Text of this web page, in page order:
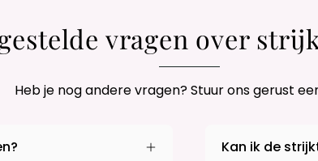
vragen over
Heb je nog andere vragen? Stuur ons gerust
Kan ik de